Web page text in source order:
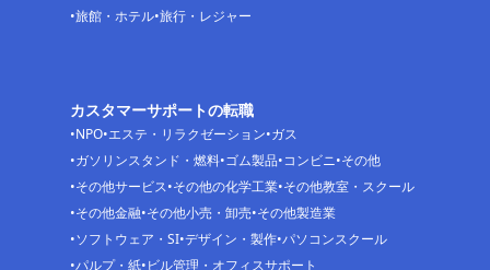
旅館・ホテル 旅行・レジャー
カスタマーサポートの転職
NPO エステ・リラクゼーション ガス
ガソリンスタンド・燃料 ゴム製品 コンビニ その他
その他サービス その他の化学工業 その他教室・スクール
その他金融 その他小売・卸売 その他製造業
ソフトウェア・SI デザイン・製作 パソコンスクール
パルプ・紙 ビル管理・オフィスサポート